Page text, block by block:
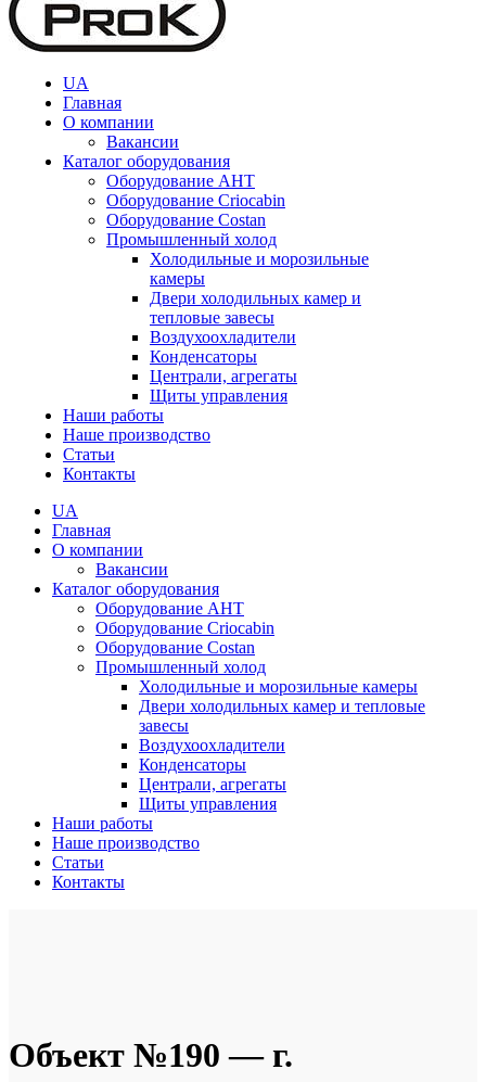
UA
Главная
О компании
Вакансии
Каталог оборудования
Оборудование AHT
Оборудование Criocabin
Оборудование Costan
Промышленный холод
Холодильные и морозильные
камеры
Двери холодильных камер и
тепловые завесы
Воздухоохладители
Конденсаторы
Централи, агрегаты
Щиты управления
Наши работы
Наше производство
Статьи
Контакты
UA
Главная
О компании
Вакансии
Каталог оборудования
Оборудование AHT
Оборудование Criocabin
Оборудование Costan
Промышленный холод
Холодильные и морозильные камеры
Двери холодильных камер и тепловые
завесы
Воздухоохладители
Конденсаторы
Централи, агрегаты
Щиты управления
Наши работы
Наше производство
Статьи
Контакты
Объект №190 — г.